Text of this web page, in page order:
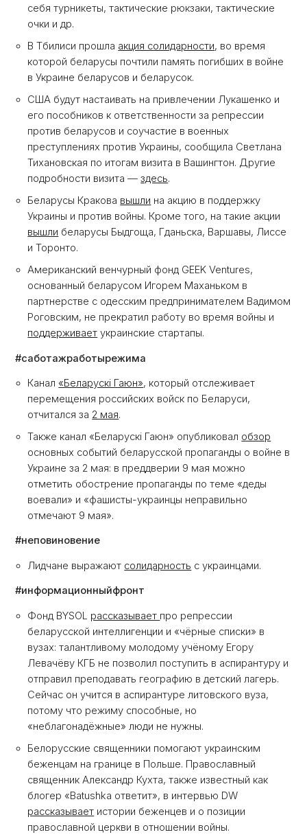
себя турникеты, тактические рюкзаки, тактические
очки и др.
В Тбилиси прошла акция солидарности, во время
которой беларусы почтили память погибших в войне
в Украине беларусов и беларусок.
США будут настаивать на привлечении Лукашенко и
его пособников к ответственности за репрессии
против беларусов и соучастие в военных
преступлениях против Украины, сообщила Светлана
Тихановская по итогам визита в Вашингтон. Другие
подробности визита —здесь.
Беларусы Кракова вышли на акцию в поддержку
Украины и против войны. Кроме того, на такие акции
вышли беларусы Быдгоща, Гданьска, Варшавы, Лиссе
и Торонто.
Американский венчурный фонд GEEK Ventures,
основанный беларусом Игорем Маханьком в
партнерстве с одесским предпринимателем Вадимом
Роговским, не прекратил работу во время войны и
поддерживает украинские стартапы.
#саботажработырежима
Канал «Беларускі Гаюн», который отслеживает
перемещения российских войск по Беларуси,
отчитался за 2 мая.
Также канал «Беларускі Гаюн» опубликовал обзор
основных событий беларусской пропаганды о войне в
Украине за 2 мая: в преддверии 9 мая можно
отметить обострение пропаганды по теме «деды
воевали» и «фашисты-украинцы неправильно
отмечают 9 мая».
#неповиновение
Лидчане выражают солидарность с украинцами.
#информационныйфронт
Фонд BYSOL рассказывает про репрессии
беларусской интеллигенции и «чёрные списки» в
вузах: талантливому молодому учёному Егору
Левачёву КГБ не позволил поступить в аспирантуру и
отправил преподавать географию в детский лагерь.
Сейчас он учится в аспирантуре литовского вуза,
потому что режиму способные, но
«неблагонадёжные» люди не нужны.
Белорусские священники помогают украинским
беженцам на границе в Польше. Православный
священник Александр Кухта, также известный как
блогер «Batushka ответит», в интервью DW
рассказывает истории беженцев и о позиции
православной церкви в отношении войны.